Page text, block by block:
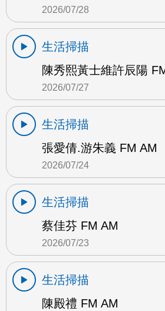
2026/07/28
生活掃描
陳秀熙黃士維許辰陽
2026/07/27
生活掃描
張愛倩.游朱義 FM AM
2026/07/24
生活掃描
蔡佳芬 FM AM
2026/07/23
生活掃描
陳殿禮 FM AM